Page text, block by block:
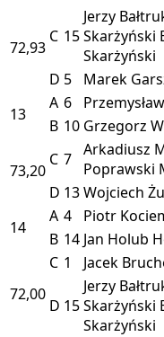
72,93
C 15
Jerzy
Skarżyński
Skarżyński
D 5 Marek
13
A 6
B 10 Grzegorz
73,20
C 7 Arkadiusz
Poprawski
D 13Wojciech
14
A 4 Piotr
B 14 Jan Holub
72,00
C 1 Jacek
D 15
Jerzy
Skarżyński
Skarżyński